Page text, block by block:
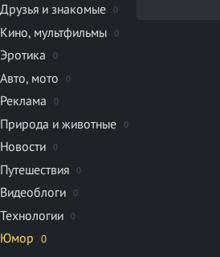
Друзья и знакомые 0
Кино, мультфильмы 0
Эротика 0
Авто, мото 0
Реклама 0
Природа и животные 0
Новости 0
Путешествия 0
Видеоблоги 0
Технологии 0
Юмор 0